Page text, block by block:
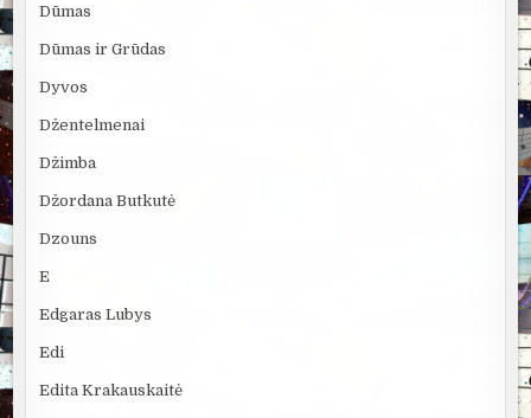
Dūmas
Dūmas ir Grūdas
Dyvos
Džentelmenai
Džimba
Džordana Butkutė
Dzouns
E
Edgaras Lubys
Edi
Edita Krakauskaitė